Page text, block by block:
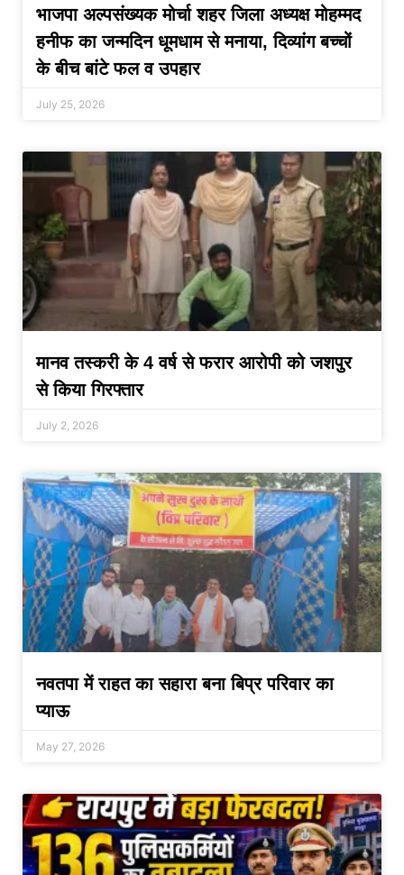
भाजपा अल्पसंख्यक मोर्चा शहर जिला अध्यक्ष मोहम्मद
हनीफ का जन्मदिन धूमधाम से मनाया, दिव्यांग बच्चों
के बीच बांटे फल व उपहार
July 25, 2026
मानव तस्करी के 4 वर्ष से फरार आरोपी को जशपुर
से किया गिरफ्तार
July 2, 2026
नवतपा में राहत का सहारा बना बिप्र परिवार का
प्याऊ
May 27, 2026